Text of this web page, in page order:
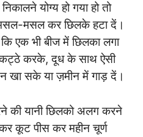
योग्य हो गया हो तो
मसल कर छिलके हटा दें।
एक भी बीज में छिलका लगा
करके, दूध के साथ ऐसी
सके या ज़मीन में गाड़ दें।
की यानी छिलको अलग करने
कूट पीस कर महीन चूर्ण